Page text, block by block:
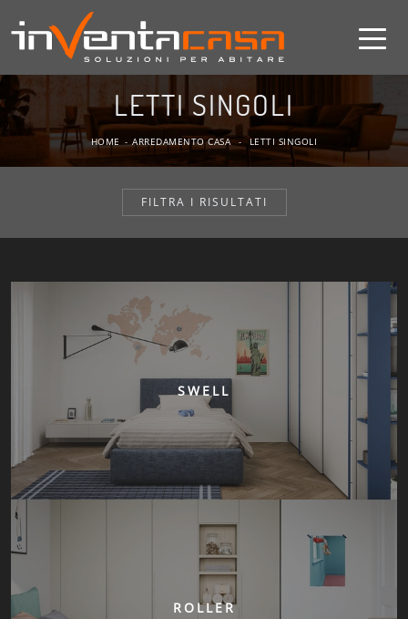
LETTI SINGOLI
HOME - ARREDAMENTO CASA - LETTI SINGOLI
FILTRA I RISULTATI
SWELL
ROLLER